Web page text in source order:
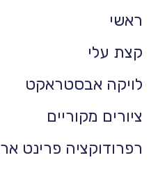
ראשי
קצת עלי
לויקה אבסטראקט
ציורים מקוריים
רפרודוקציה פרינט